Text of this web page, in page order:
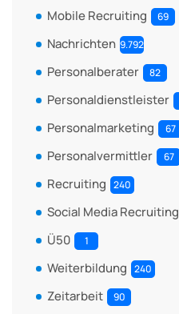
Mobile Recruiting 69
Nachrichten 9.792
Personalberater 82
Personaldienstleister
Personalmarketing 67
Personalvermittler 67
Recruiting 240
Social Media Recruiting
Ü50 1
Weiterbildung 240
Zeitarbeit 90